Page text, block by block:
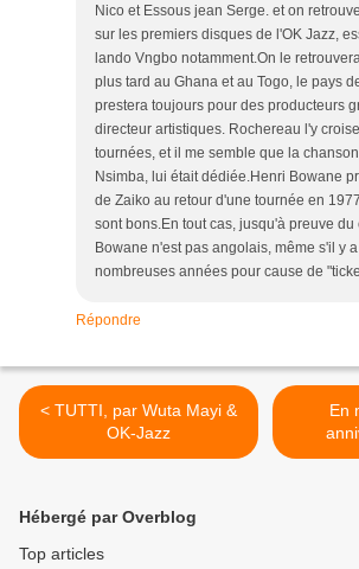
Nico et Essous jean Serge. et on
sur les premiers disques de l'OK Jazz,
lando Vngbo notamment.On le
plus tard au Ghana et au Togo, le pays
prestera toujours pour des producteurs
directeur artistiques. Rochereau l'y
tournées, et il me semble que la
Nsimba, lui était dédiée.Henri Bowane
de Zaiko au retour d'une tournée en
sont bons.En tout cas, jusqu'à preuve du
Bowane n'est pas angolais, même s'il y
nombreuses années pour cause de
Répondre
< TUTTI, par Wuta Mayi &
OK-Jazz
En
Hébergé par Overblog
Top articles